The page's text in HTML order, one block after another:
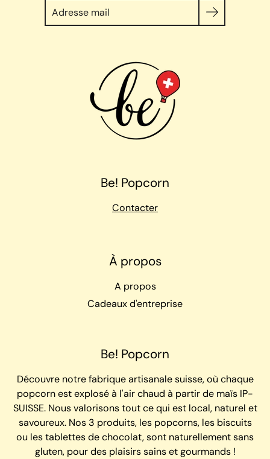
Chercher
Be! Popcorn
Contacter
À propos
A propos
Cadeaux d'entreprise
Be! Popcorn
Découvre notre fabrique artisanale suisse, où chaque
popcorn est explosé à l'air chaud à partir de maïs IP-
SUISSE. Nous valorisons tout ce qui est local, naturel et
savoureux. Nos 3 produits, les popcorns, les biscuits
ou les tablettes de chocolat, sont naturellement sans
gluten, pour des plaisirs sains et gourmands !